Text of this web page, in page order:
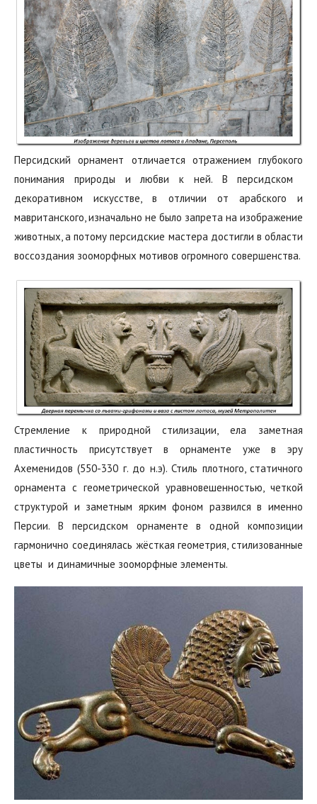
Персидский орнамент отличается отражением‭ ‬глубокого
понимания природы и любви к ней.‭ ‬В персидском‭ ‬
декоративном‭ ‬искусстве, в отличии от арабского и
мавританского‬,‭ ‬изначально не было запрета на изображение
животных,‭ ‬а потому персидские мастера достигли в области
воссоздания зооморфных мотивов‭ ‬огромного‭ ‬совершенства.
Стремление к природной стилизации, ела заметная
пластичность присутствует в орнаменте уже в эру
Ахеменидов (550-330 г. до н.э). Стиль плотного, статичного
орнамента с геометрической уравновешенностью, четкой
структурой и заметным ярким фоном развился в именно
Персии. В персидском орнаменте в одной композиции
гармонично соединялась жёсткая геометрия,‭ ‬стилизованные
цветы‭ ‬ и динамичные зооморфные элементы.‭